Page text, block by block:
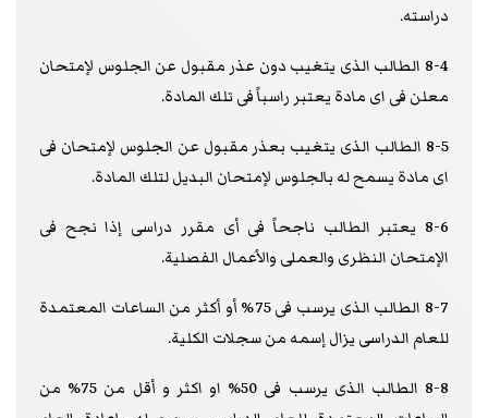
دراسته.
8-4 الطالب الذى يتغيب دون عذر مقبول عن الجلوس لإمتحان
معلن فى اى مادة يعتبر راسباً فى تلك المادة.
8-5 الطالب الذى يتغيب بعذر مقبول عن الجلوس لإمتحان فى
اى مادة يسمح له بالجلوس لإمتحان البديل لتلك المادة.
8-6 يعتبر الطالب ناجحاً فى أى مقرر دراسى إذا نجح فى
الإمتحان النظرى والعملى والأعمال الفصلية.
8-7 الطالب الذى يرسب فى 75% أو أكثر من الساعات المعتمدة
للعام الدراسى يزال إسمه من سجلات الكلية.
8-8 الطالب الذى يرسب فى 50% او اكثر و أقل من 75% من